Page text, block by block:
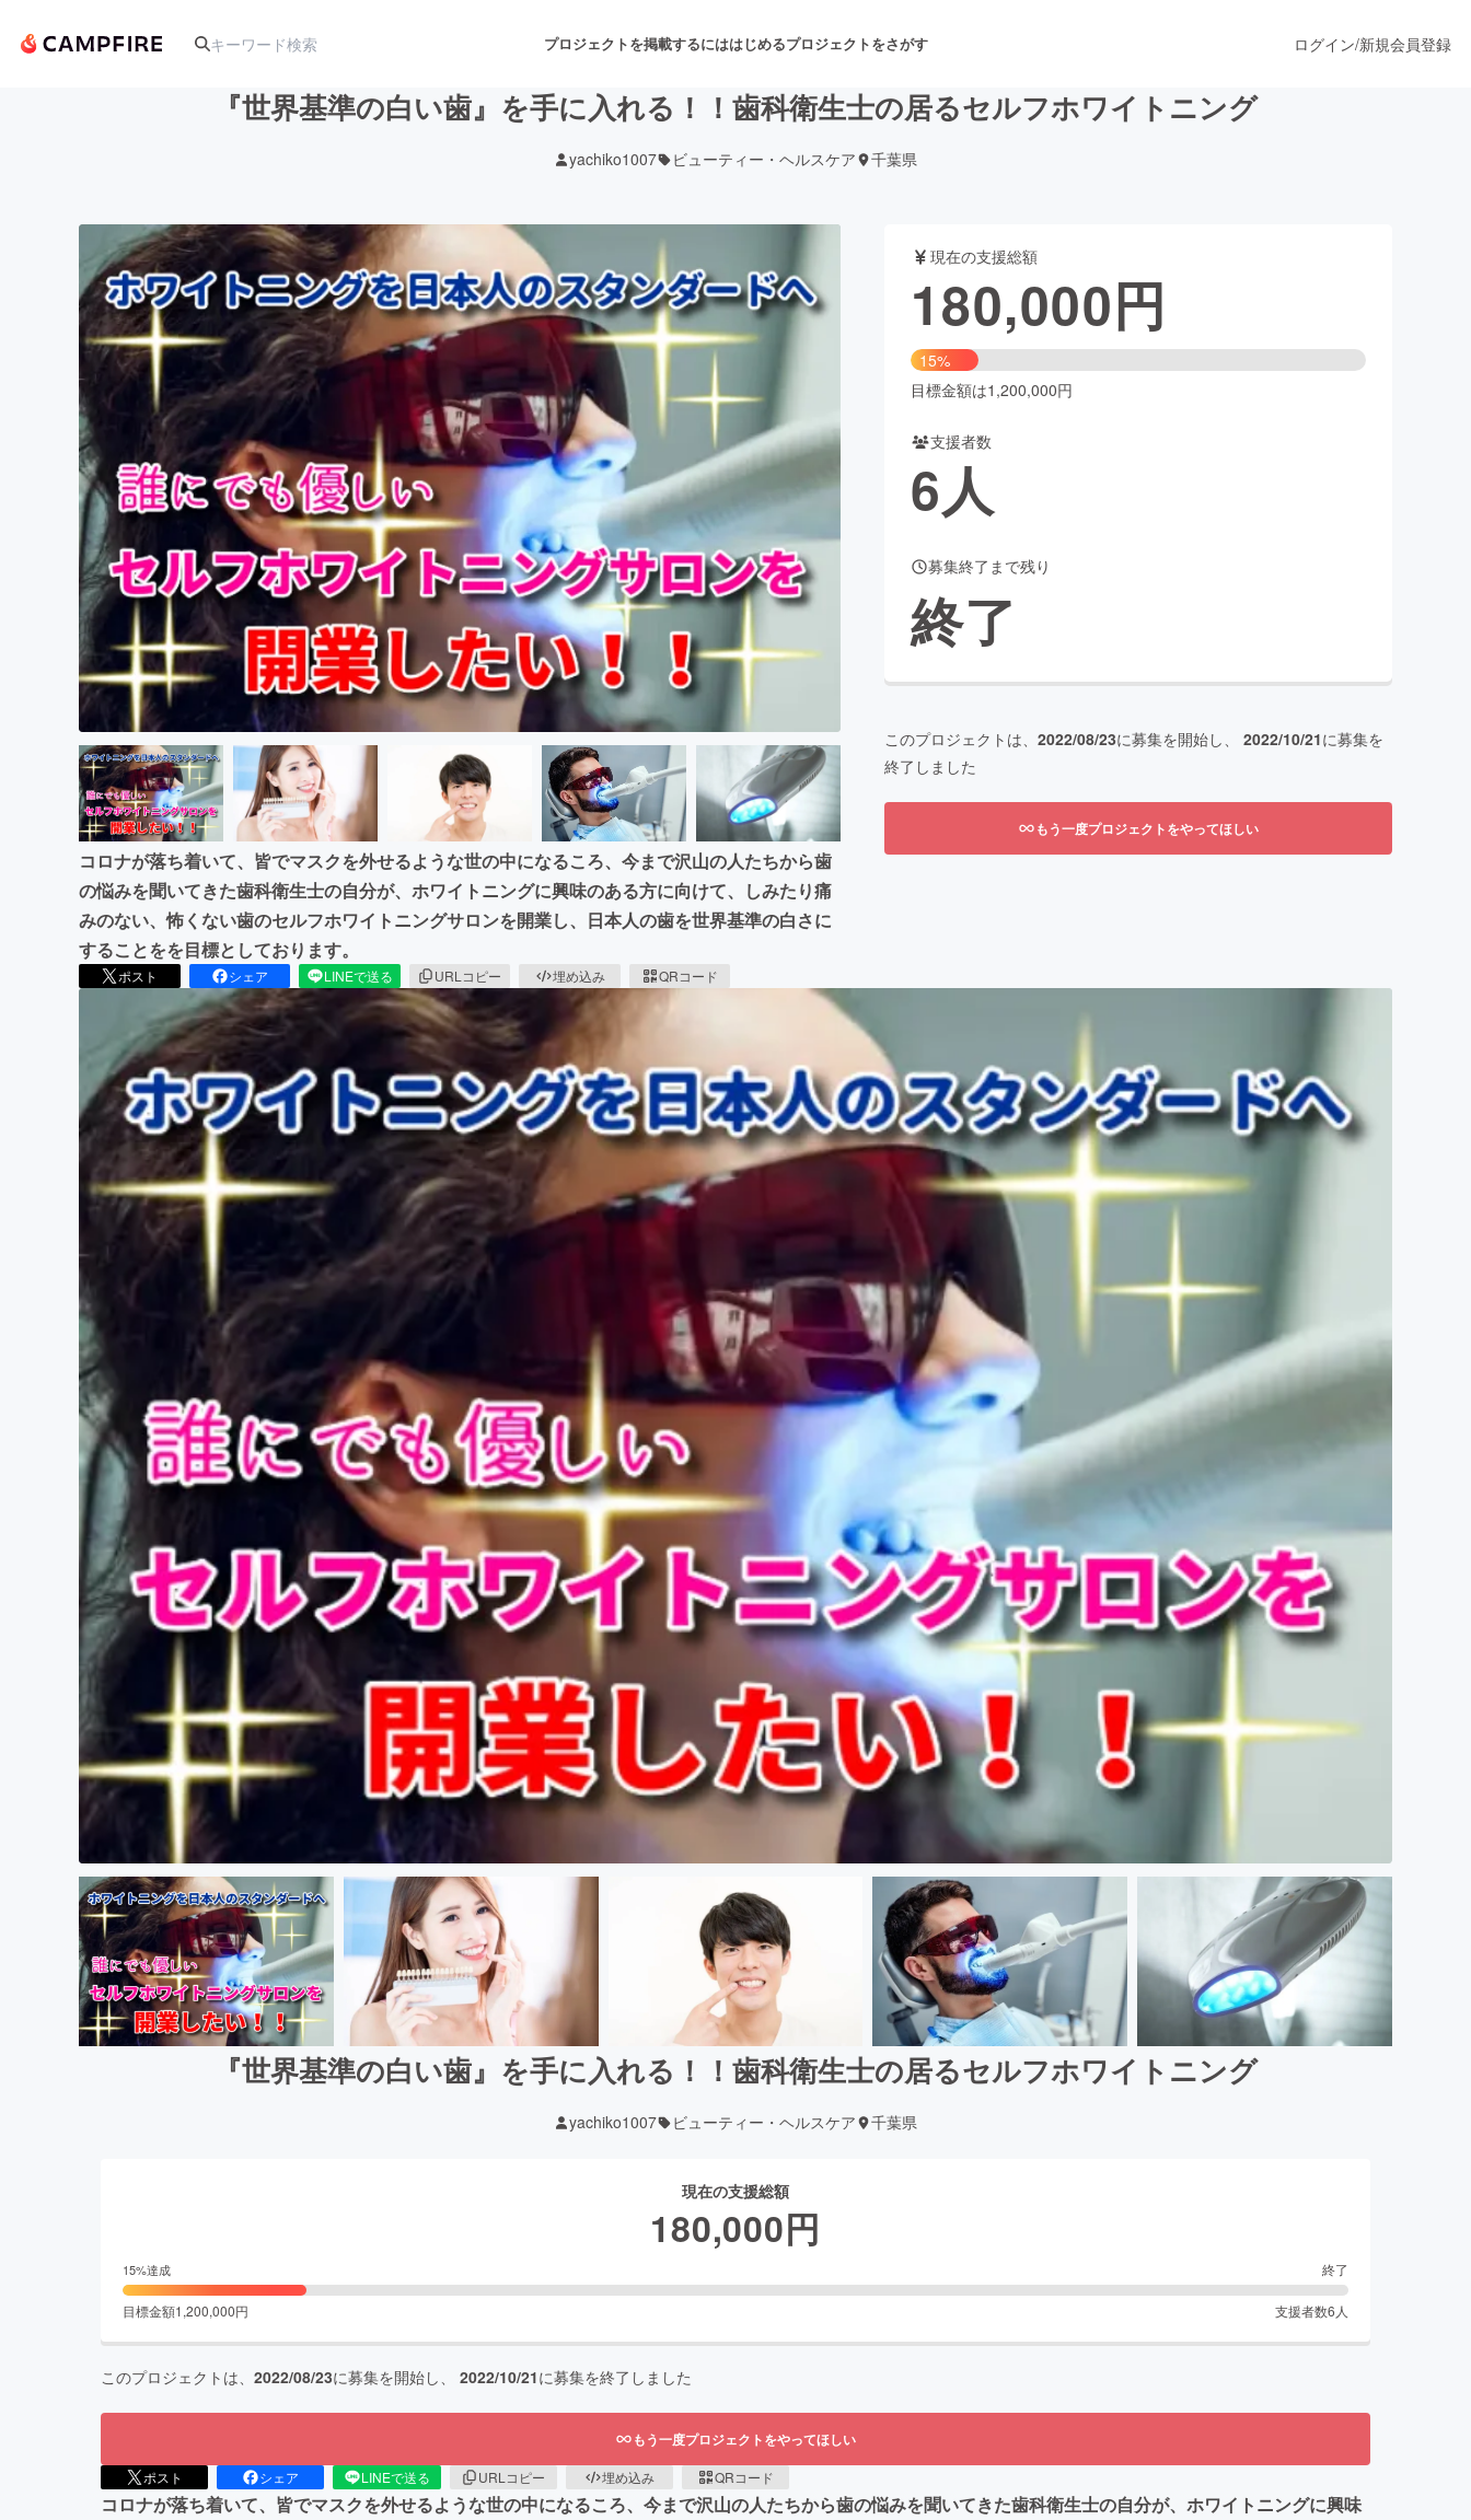
プロジェクトを掲載するにははじめるプロジェクトをさがす
アート・写真 音楽 舞台・パフォーマンス
テクノロジー・ガジェット ゲーム・サービス開発 ファッション
映像・映画 書籍・雑誌出版
ビジネス・起業 チャレンジ ビューティー・ヘルスケア
まちづくり・地域活性化
CAMPFIRE for Social GoodCAMPFIRE Creation
CAMPFIREふるさと納税machi-yaコミュニティ
ログイン/新規会員登録
『世界基準の白い歯』を手に入れる！！歯科衛生士の居るセルフホワイトニング
yachiko1007 ビューティー・ヘルスケア 千葉県
コロナが落ち着いて、皆でマスクを外せるような世の中になるころ、今まで沢山の人たちから歯
の悩みを聞いてきた歯科衛生士の自分が、ホワイトニングに興味のある方に向けて、しみたり痛
みのない、怖くない歯のセルフホワイトニングサロンを開業し、日本人の歯を世界基準の白さに
することをを目標としております。
ポスト シェア LINEで送る URLコピー 埋め込み QRコード
現在の支援総額
180,000円
15%
目標金額は1,200,000円
支援者数
6人
募集終了まで残り
終了
このプロジェクトは、 2022/08/23に募集を開始し、 2022/10/21に募集を
終了しました
もう一度プロジェクトをやってほしい
『世界基準の白い歯』を手に入れる！！歯科衛生士の居るセルフホワイトニング
yachiko1007 ビューティー・ヘルスケア 千葉県
現在の支援総額
180,000円
15%達成 終了
目標金額1,200,000円 支援者数6 人
このプロジェクトは、 2022/08/23に募集を開始し、 2022/10/21に募集を終了しました
もう一度プロジェクトをやってほしい
ポスト シェア LINEで送る URLコピー 埋め込み QRコード
コロナが落ち着いて、皆でマスクを外せるような世の中になるころ、今まで沢山の人たちから歯の悩みを聞いてきた歯科衛生士の自分が、ホワイトニングに興味